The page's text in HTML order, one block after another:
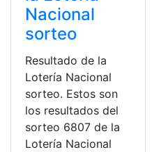
Nacional
sorteo
Resultado de la
Lotería Nacional
sorteo. Estos son
los resultados del
sorteo 6807 de la
Lotería Nacional